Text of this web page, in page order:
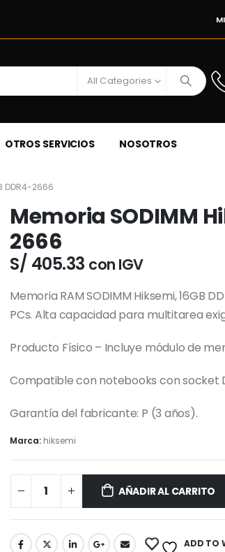
All Categories
OTROS SERVICIOS NOSOTROS
DDR4-2666
Memoria SODIMM
2666
S/ 405.33 con IGV
Memoria RAM SODIMM Hiksemi, 16GB
PCs. Alta capacidad para multitarea
Producto Físico – Incluye módulo de
Compatible con notebooks con socket
Garantía del fabricante: P (3 años).
Marca: hiksemi
AÑADIR AL CARRITO
ADD TO